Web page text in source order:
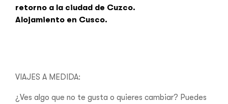
retorno a la ciudad de Cuzco.
Alojamiento en Cusco.
VIAJES A MEDIDA:
¿Ves algo que no te gusta o quieres cambiar? Puedes